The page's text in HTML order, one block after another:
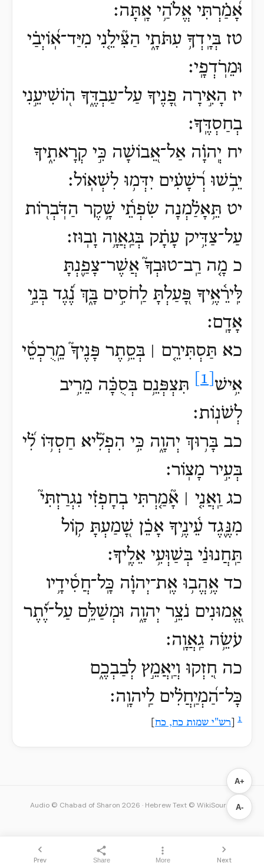
אָ֝מַ֗רְתִּי אֱלֹהַ֥י אָֽתָּה׃
טז בְּיָֽדְךָ֥ עִתֹּתָ֑י הַצִּ֘ילֵ֤נִי מִיַּד־אֽ֝וֹיְבַ֗י
וּמֵרֹֽדְפָֽי׃
יז הָאִ֣ירָה פָ֭נֶיךָ עַל־עַבְדֶּ֑ךָ ה֖וֹשִׁיעֵ֣נִי
בְחַסְדֶּֽךָ׃
יח יְֽהוָ֗ה אַל־אֵ֭בוֹשָׁה כִּ֣י קְרָאתִ֑יךָ
יֵבֹ֥שׁוּ רְ֝שָׁעִ֗ים יִדְּמ֥וּ לִשְׁאֽוֹל׃
יט תֵּ֥אָלַ֗מְנָה שִׂפְתֵ֫י שָׁ֥קֶר הַדֹּֽבְר֖וֹת
עַל־צַדִּ֥יק עָתָ֗ק בְּגַֽאֲוָ֥ה וָבֽוּז׃
כ מָ֤ה רַֽב־טוּבְךָ֮ אֲשֶׁר־צָפַ֪נְתָּ
לִּֽירֵ֫אֶ֥יךָ פָּ֭עַלְתָּ לַֽחֹסִ֣ים בָּ֑ךְ נֶ֗֝גֶד בְּנֵ֣י
אָדָֽם׃
כא תַּסְתִּירֵ֤ם ׀ בְּסֵ֥תֶר פָּנֶיךָ֮ מֵֽרֻכְסֵ֫י
אִ֥ישׁ
תִּצְפְּנֵ֥ם בְּסֻכָּ֗ה מֵרִ֥יב
לְשֹׁנֽוֹת׃
כב בָּר֥וּךְ יְהוָ֑ה כִּ֥י הִפְלִ֘יא חַסְדּ֥וֹ לִ֗֝י
בְּעִ֣יר מָצֽוֹר׃
כג וַֽאֲנִ֤י ׀ אָ֘מַ֤רְתִּי בְחָפְזִ֗י נִגְרַזְתִּי֮
מִנֶּ֪גֶד עֵ֫ינֶ֥יךָ אָכֵ֗ן שָׁ֭מַעְתָּ ק֥וֹל
תַּֽחֲנוּנַ֗י בְּשַׁוְּעִ֥י אֵלֶֽיךָ׃
כד אֶ֥הֱב֥וּ אֶֽת־יְהוָ֗ה כָּֽל־חֲסִ֫ידָ֥יו
אֱ֭מוּנִים נֹצֵ֣ר יְהוָ֑ה וּמְשַׁלֵּ֥ם עַל־יֶ֗֝תֶר
עֹשֵׂ֥ה גַֽאֲוָֽה׃
כה חִ֭זְקוּ וְיַֽאֲמֵ֣ץ לְבַבְכֶ֑ם
כָּל־הַ֝מְיַֽחֲלִ֗ים לַֽיהוָֽה׃
1 רש"י שמות כח, כח
A+
A-
Prev Share More Next
Audio © Chabad of Sharon 2026 · Hebrew Text © WikiSource